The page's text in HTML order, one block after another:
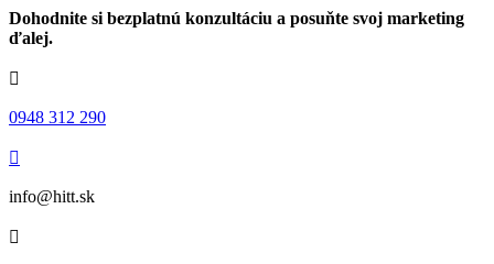
Dohodnite si bezplatnú konzultáciu a posuňte svoj marketing
ďalej.

0948 312 290

info@hitt.sk
